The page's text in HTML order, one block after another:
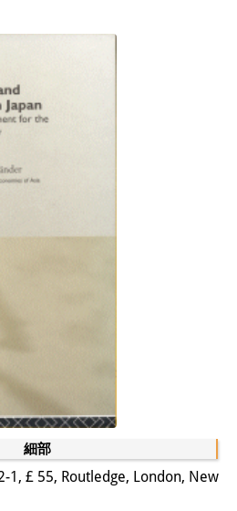
ー
サステナビリティ
ー
ランスフォーメー
ー
ジョナル・ジャパ
細部
1, £ 55, Routledge, London, New